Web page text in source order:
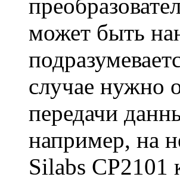
может быть
случае нужно
передачи
например, на
Silabs CP2101